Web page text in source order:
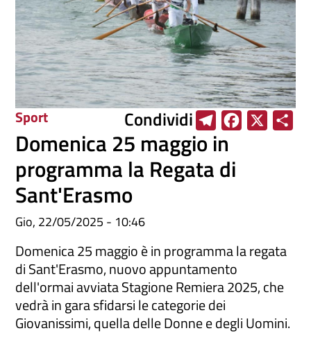
Sport Condividi
e
e
m
k
Domenica 25 maggio in
programma la Regata di
Sant'Erasmo
Gio, 22/05/2025 - 10:46
Domenica 25 maggio è in programma la regata
di Sant'Erasmo, nuovo appuntamento
dell'ormai avviata Stagione Remiera 2025, che
vedrà in gara sfidarsi le categorie dei
Giovanissimi, quella delle Donne e degli Uomini.